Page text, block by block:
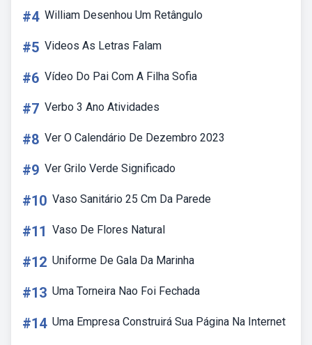
#4 William Desenhou Um Retângulo
#5 Videos As Letras Falam
#6 Vídeo Do Pai Com A Filha Sofia
#7 Verbo 3 Ano Atividades
#8 Ver O Calendário De Dezembro 2023
#9 Ver Grilo Verde Significado
#10 Vaso Sanitário 25 Cm Da Parede
#11 Vaso De Flores Natural
#12 Uniforme De Gala Da Marinha
#13 Uma Torneira Nao Foi Fechada
#14 Uma Empresa Construirá Sua Página Na Internet